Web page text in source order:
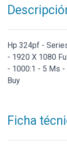
Hp 324pf -
- 1920 X 1080
- 1000:1 - 5 Ms -
Buy
Ficha